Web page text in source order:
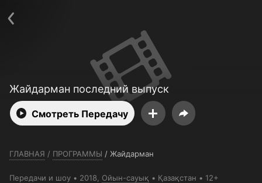
Жайдарман последний выпуск
Смотреть Передачу
ГЛАВНАЯ / ПРОГРАММЫ / Жайдарман
Передачи и шоу 2018, Ойын-сауық Қазақстан 12+
Политика конфиденциальности
Открыть приложение